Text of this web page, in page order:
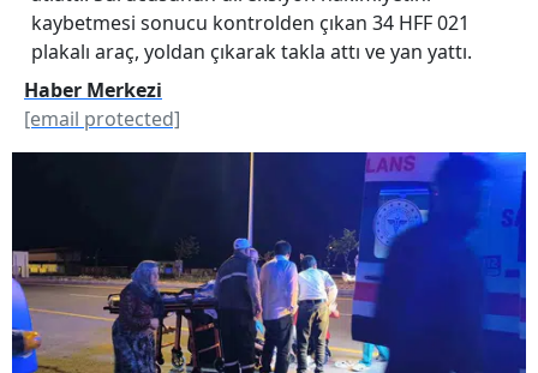
kaybetmesi sonucu kontrolden çıkan 34 HFF 021
plakalı araç, yoldan çıkarak takla attı ve yan yattı.
Haber Merkezi
[email protected]